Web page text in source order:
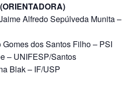
(ORIENTADORA)
Alfredo Sepúlveda Munita –
Gomes dos Santos Filho – PSI
– UNIFESP/Santos
Blak – IF/USP